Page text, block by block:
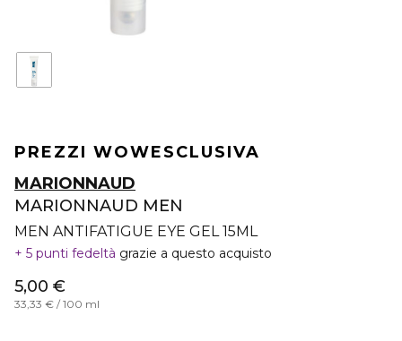
PREZZI WOWESCLUSIVA
MARIONNAUD
MARIONNAUD MEN
MEN ANTIFATIGUE EYE GEL 15ML
5 punti fedeltà grazie a questo acquisto
5,00 €
33,33 € / 100 ml